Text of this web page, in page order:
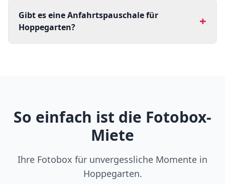
Gibt es eine Anfahrtspauschale für
Hoppegarten?
+
So einfach ist die Fotobox-
Miete
Ihre Fotobox für unvergessliche Momente in
Hoppegarten.